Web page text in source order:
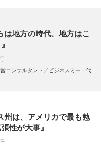
は地方の時代、地方はこ
コンサルタント／ビジネスミート代
州は、アメリカで最も勉
性が大事』